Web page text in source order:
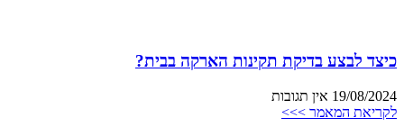
כיצד לבצע בדיקת תקינות הארקה בבית?
19/08/2024 אין תגובות
לקריאת המאמר >>>